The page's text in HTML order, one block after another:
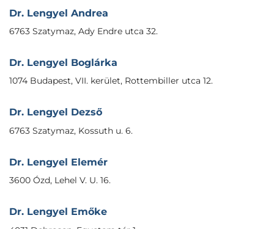
Dr. Lengyel Andrea
6763 Szatymaz, Ady Endre utca 32.
Dr. Lengyel Boglárka
1074 Budapest, VII. kerület, Rottembiller utca 12.
Dr. Lengyel Dezső
6763 Szatymaz, Kossuth u. 6.
Dr. Lengyel Elemér
3600 Ózd, Lehel V. U. 16.
Dr. Lengyel Emőke